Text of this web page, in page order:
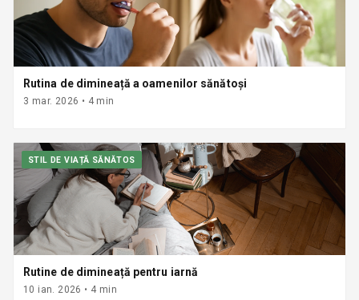
Rutina de dimineață a oamenilor sănătoși
3 mar. 2026 • 4 min
STIL DE VIAȚĂ SĂNĂTOS
Rutine de dimineață pentru iarnă
10 ian. 2026 • 4 min